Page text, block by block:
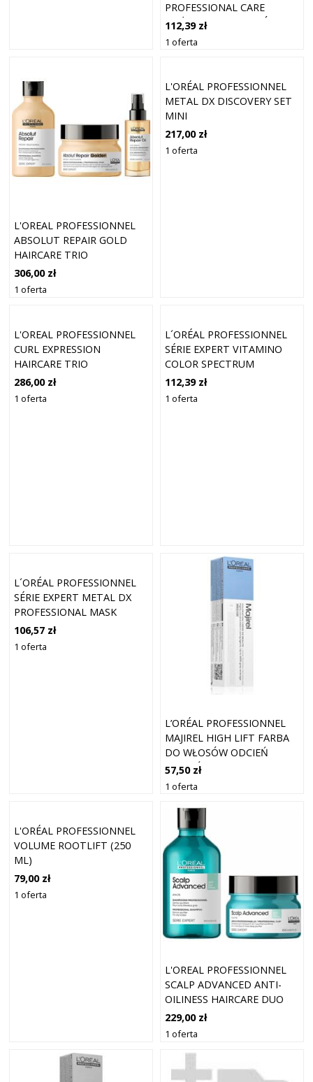
PROFESSIONAL CARE
ODŻYWKA DO WŁOSÓW
FARBOWANYCH,
CHEMICZNYCH 500 ML
112,39 zł
1 oferta
L'OREAL PROFESSIONNEL
ABSOLUT REPAIR GOLD
HAIRCARE TRIO
306,00 zł
1 oferta
L'ORÉAL PROFESSIONNEL
METAL DX DISCOVERY SET
MINI
217,00 zł
1 oferta
L'OREAL PROFESSIONNEL
CURL EXPRESSION
HAIRCARE TRIO
286,00 zł
1 oferta
L´ORÉAL PROFESSIONNEL
SÉRIE EXPERT VITAMINO
COLOR SPECTRUM
PROFESSIONAL MASK
OCHRONNA MASKA DO
112,39 zł
1 oferta
L´ORÉAL PROFESSIONNEL
SÉRIE EXPERT METAL DX
PROFESSIONAL MASK
MASECZKA OCZYSZCZAJĄCA
DLA POŁYSKU I OCHRONY
106,57 zł
1 oferta
L’ORÉAL PROFESSIONNEL
MAJIREL HIGH LIFT FARBA
DO WŁOSÓW ODCIEŃ
ODCIEŃ ASH VIOLET 60 ML
57,50 zł
1 oferta
L'ORÉAL PROFESSIONNEL
VOLUME ROOTLIFT (250
ML)
79,00 zł
1 oferta
L'OREAL PROFESSIONNEL
SCALP ADVANCED ANTI-
OILINESS HAIRCARE DUO
229,00 zł
1 oferta